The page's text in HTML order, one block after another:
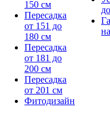
150 см
Пересадка
от 151 до
180 см
Пересадка
от 181 до
200 см
Пересадка
от 201 см
Фитодизайн